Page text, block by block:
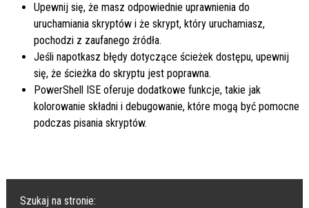
Upewnij się, że masz odpowiednie uprawnienia do
uruchamiania skryptów i że skrypt, który uruchamiasz,
pochodzi z zaufanego źródła.
Jeśli napotkasz błędy dotyczące ścieżek dostępu, upewnij
się, że ścieżka do skryptu jest poprawna.
PowerShell ISE oferuje dodatkowe funkcje, takie jak
kolorowanie składni i debugowanie, które mogą być pomocne
podczas pisania skryptów.
Szukaj na stronie: